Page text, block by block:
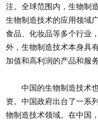
注。全球范围内，生物制
生物制造技术的应用领域
食品、化妆品等多个行业
外，生物制造技术本身具
加值和高利润的产品和服
中国的生物制造技术也
资。中国政府出台了一系
物制造技术领域。在中国